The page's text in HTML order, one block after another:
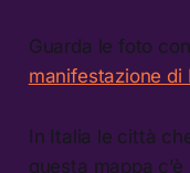
Guarda le foto
manifestazione di
In Italia le città
questa mappa c’è